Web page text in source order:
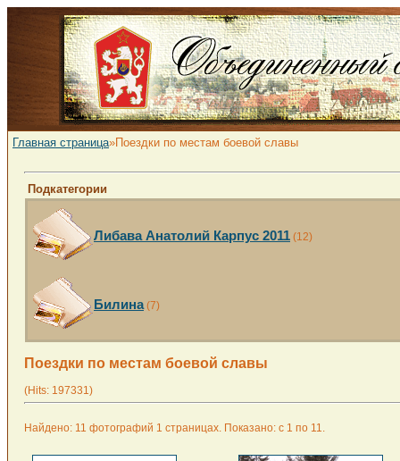
Главная страница»Поездки по местам боевой славы
Подкатегории
Либава Анатолий Карпус 2011 (12)
Билина(7)
Поездки по местам боевой славы
(Hits: 197331)
Найдено: 11 фотографий 1 страницах. Показано: с 1 по 11.